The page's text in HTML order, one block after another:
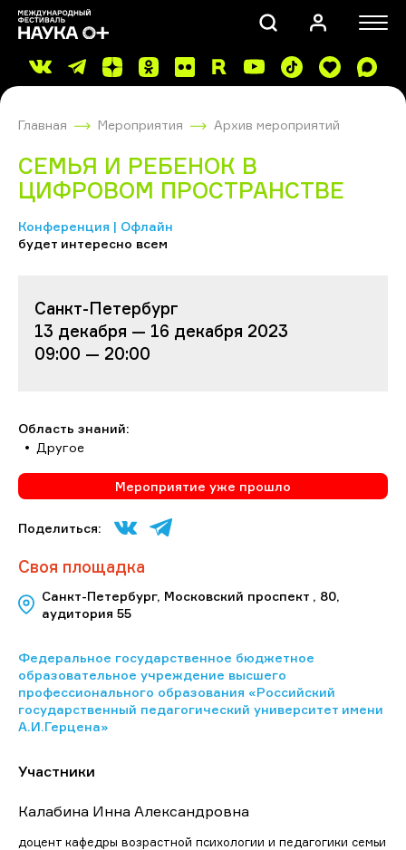
Главная Мероприятия Архив мероприятий
СЕМЬЯ И РЕБЕНОК В
ЦИФРОВОМ ПРОСТРАНСТВЕ
Конференция | Офлайн
будет интересно всем
Санкт-Петербург
13 декабря — 16 декабря 2023
09:00 — 20:00
Область знаний:
Другое
Мероприятие уже прошло
Поделиться:
Своя площадка
Санкт-Петербург, Московский проспект , 80,
аудитория 55
Федеральное государственное бюджетное
образовательное учреждение высшего
профессионального образования «Российский
государственный педагогический университет имени
А.И.Герцена»
Участники
Калабина Инна Александровна
доцент кафедры возрастной психологии и педагогики семьи